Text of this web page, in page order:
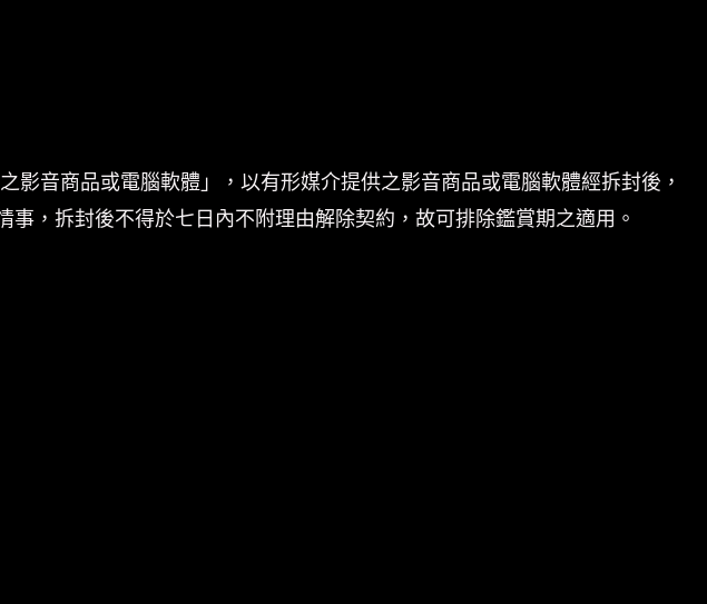
音商品或電腦軟體」，以有形媒介提供之影音商品或電腦軟體經拆封後，
，拆封後不得於七日內不附理由解除契約，故可排除鑑賞期之適用。